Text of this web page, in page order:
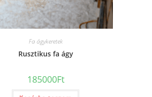
Fa ágykeretek
Rusztikus fa ágy
185000Ft